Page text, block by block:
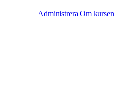
Administrera Om kursen